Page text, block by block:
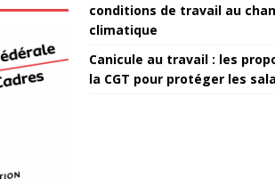
conditions de travail au
climatique
Canicule au travail : les
la CGT pour protéger les